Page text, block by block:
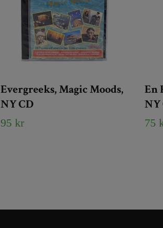
Evergreeks, Magic Moods,
NY CD
95 kr
En
NY
75